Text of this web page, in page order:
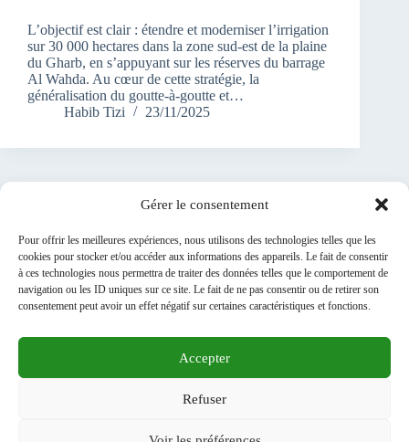
Gérer le consentement
Pour offrir les meilleures expériences, nous utilisons des technologies telles que les
cookies pour stocker et/ou accéder aux informations des appareils. Le fait de consentir
à ces technologies nous permettra de traiter des données telles que le comportement de
navigation ou les ID uniques sur ce site. Le fait de ne pas consentir ou de retirer son
consentement peut avoir un effet négatif sur certaines caractéristiques et fonctions.
Accepter
Refuser
L’objectif est clair : étendre et moderniser l’irrigation
sur 30 000 hectares dans la zone sud-est de la plaine
du Gharb, en s’appuyant sur les réserves du barrage
Al Wahda. Au cœur de cette stratégie, la
généralisation du goutte-à-goutte et…
Habib Tizi
23/11/2025
A PROPOS DE NOUS